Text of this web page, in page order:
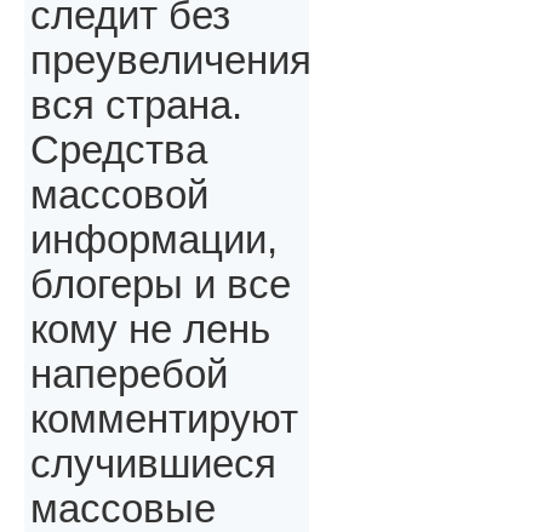
следит без
преувеличения
вся страна.
Средства
массовой
информации,
блогеры и все
кому не лень
наперебой
комментируют
случившиеся
массовые